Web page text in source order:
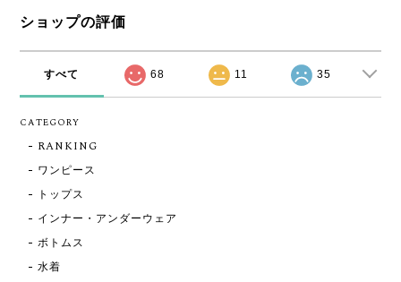
ショップの評価
すべて 68 11 35
CATEGORY
RANKING
ワンピース
トップス
インナー・アンダーウェア
ボトムス
水着